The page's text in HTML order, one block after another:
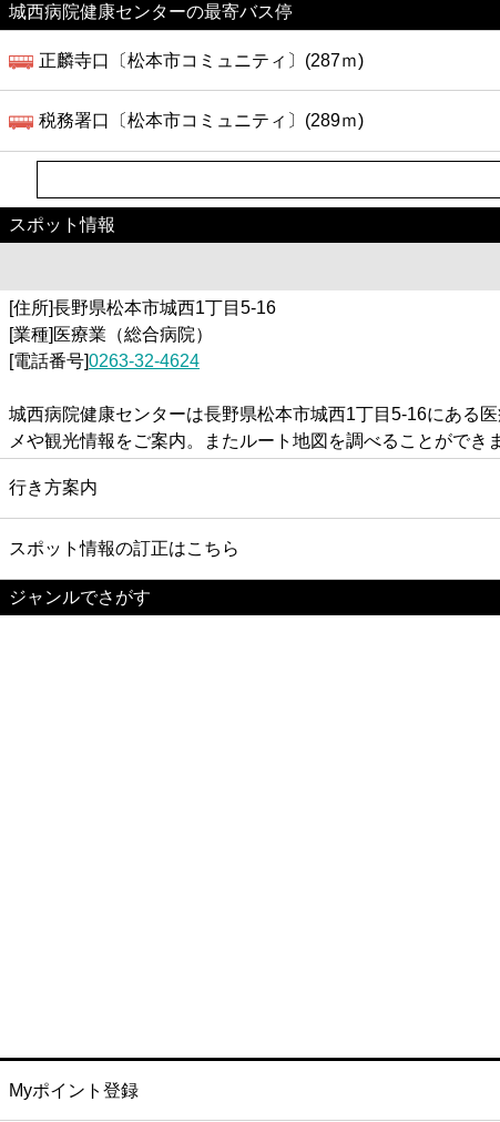
城西病院健康センターの最寄バス停
正麟寺口〔松本市コミュニティ〕(287ｍ)
税務署口〔松本市コミュニティ〕(289ｍ)
スポット情報
[住所]長野県松本市城西1丁目5-16
[業種]医療業（総合病院）
[電話番号]0263-32-4624
城西病院健康センターは長野県松本市城西1丁目5-16にある
メや観光情報をご案内。またルート地図を調べることができ
行き方案内
スポット情報の訂正はこちら
ジャンルでさがす
Myポイント登録